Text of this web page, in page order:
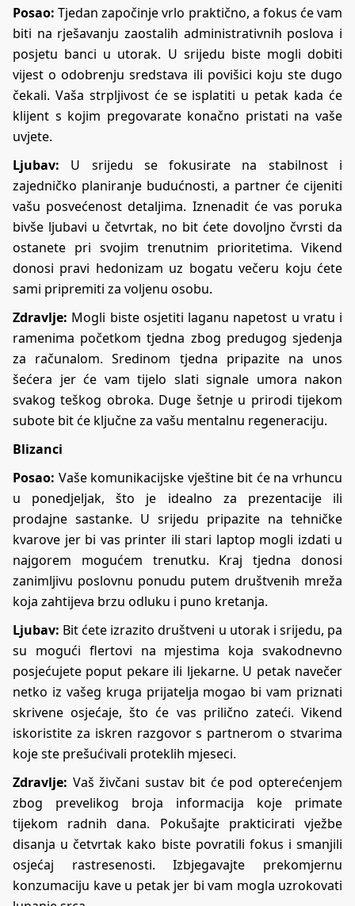
Posao: Tjedan započinje vrlo praktično, a fokus će vam
biti na rješavanju zaostalih administrativnih poslova i
posjetu banci u utorak. U srijedu biste mogli dobiti
vijest o odobrenju sredstava ili povišici koju ste dugo
čekali. Vaša strpljivost će se isplatiti u petak kada će
klijent s kojim pregovarate konačno pristati na vaše
uvjete.
Ljubav: U srijedu se fokusirate na stabilnost i
zajedničko planiranje budućnosti, a partner će cijeniti
vašu posvećenost detaljima. Iznenadit će vas poruka
bivše ljubavi u četvrtak, no bit ćete dovoljno čvrsti da
ostanete pri svojim trenutnim prioritetima. Vikend
donosi pravi hedonizam uz bogatu večeru koju ćete
sami pripremiti za voljenu osobu.
Zdravlje: Mogli biste osjetiti laganu napetost u vratu i
ramenima početkom tjedna zbog predugog sjedenja
za računalom. Sredinom tjedna pripazite na unos
šećera jer će vam tijelo slati signale umora nakon
svakog teškog obroka. Duge šetnje u prirodi tijekom
subote bit će ključne za vašu mentalnu regeneraciju.
Blizanci
Posao: Vaše komunikacijske vještine bit će na vrhuncu
u ponedjeljak, što je idealno za prezentacije ili
prodajne sastanke. U srijedu pripazite na tehničke
kvarove jer bi vas printer ili stari laptop mogli izdati u
najgorem mogućem trenutku. Kraj tjedna donosi
zanimljivu poslovnu ponudu putem društvenih mreža
koja zahtijeva brzu odluku i puno kretanja.
Ljubav: Bit ćete izrazito društveni u utorak i srijedu, pa
su mogući flertovi na mjestima koja svakodnevno
posjećujete poput pekare ili ljekarne. U petak navečer
netko iz vašeg kruga prijatelja mogao bi vam priznati
skrivene osjećaje, što će vas prilično zateći. Vikend
iskoristite za iskren razgovor s partnerom o stvarima
koje ste prešućivali proteklih mjeseci.
Zdravlje: Vaš živčani sustav bit će pod opterećenjem
zbog prevelikog broja informacija koje primate
tijekom radnih dana. Pokušajte prakticirati vježbe
disanja u četvrtak kako biste povratili fokus i smanjili
osjećaj rastresenosti. Izbjegavajte prekomjernu
konzumaciju kave u petak jer bi vam mogla uzrokovati